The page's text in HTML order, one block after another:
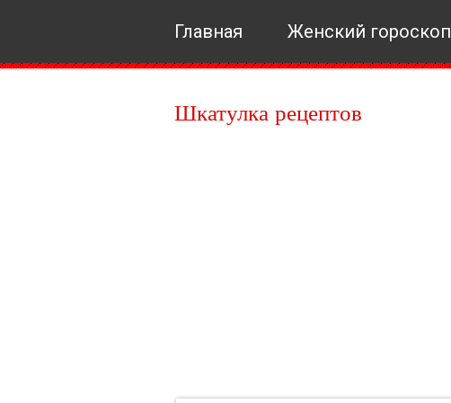
Главная Женский гороскоп
Шкатулка рецептов